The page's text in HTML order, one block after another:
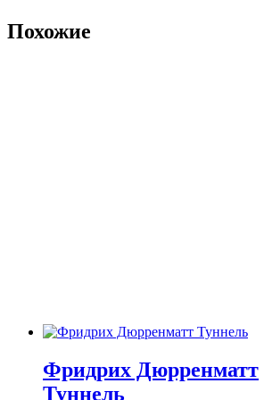
Похожие
Фридрих Дюрренматт
Туннель